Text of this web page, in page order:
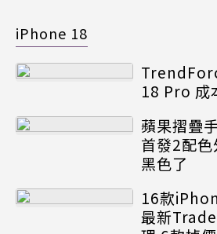
iPhone 18
18 Pro 成
蘋果摺疊
首發2配
黑色了
16款
最新